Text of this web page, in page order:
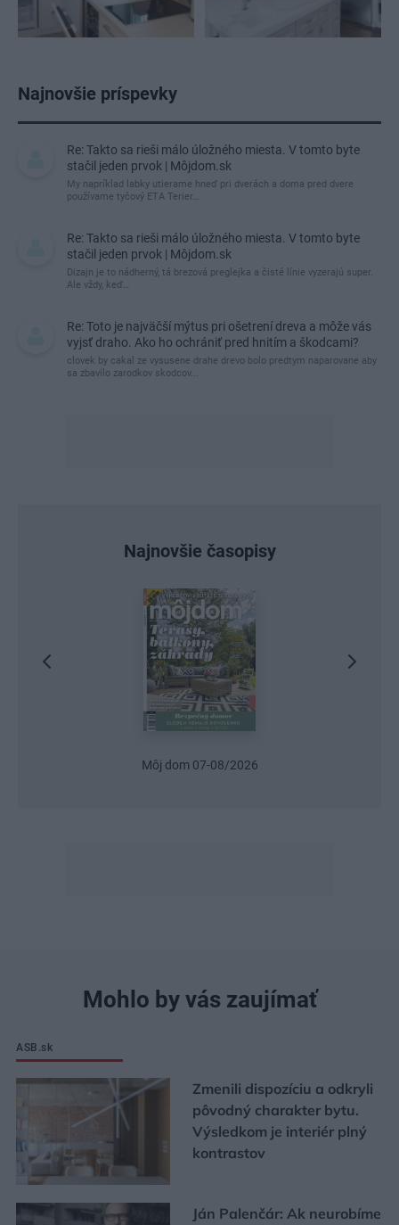
Najnovšie príspevky
Re: Takto sa rieši málo úložného miesta. V tomto byte
stačil jeden prvok | Môjdom.sk
My napríklad labky utierame hneď pri dverách a doma pred dvere
používame tyčový ETA Terier…
Re: Takto sa rieši málo úložného miesta. V tomto byte
stačil jeden prvok | Môjdom.sk
Dizajn je to nádherný, tá brezová preglejka a čisté línie vyzerajú super.
Ale vždy, keď…
Re: Toto je najväčší mýtus pri ošetrení dreva a môže vás
vyjsť draho. Ako ho ochrániť pred hnitím a škodcami?
clovek by cakal ze vysusene drahe drevo bolo predtym naparovane aby
sa zbavilo zarodkov skodcov...
Najnovšie časopisy
Urob si sám 6/2026
Mohlo by vás zaujímať
ASB.sk
Zmenili dispozíciu a odkryli
pôvodný charakter bytu.
Výsledkom je interiér plný
kontrastov
Ján Palenčár: Ak neurobíme